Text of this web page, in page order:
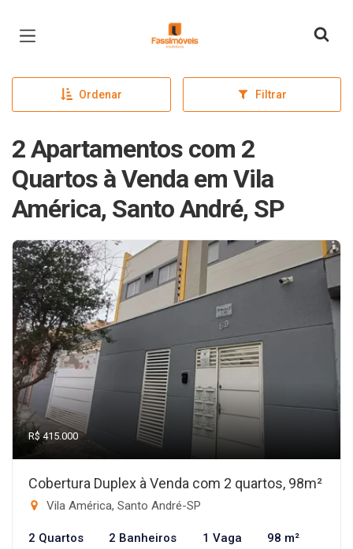
Página inicial
Ordenar Filtrar
2 Apartamentos com 2
Quartos à Venda em Vila
América, Santo André, SP
R$ 415.000
Cobertura Duplex à Venda com 2 quartos, 98m²
Vila América, Santo André-SP
2 Quartos 2 Banheiros 1 Vaga 98 m²